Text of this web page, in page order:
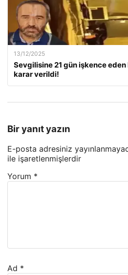
13/12/2025
Sevgilisine 21 gün işkence
karar verildi!
Bir yanıt yazın
E-posta adresiniz
ile işaretlenmişlerdir
Yorum *
Ad *